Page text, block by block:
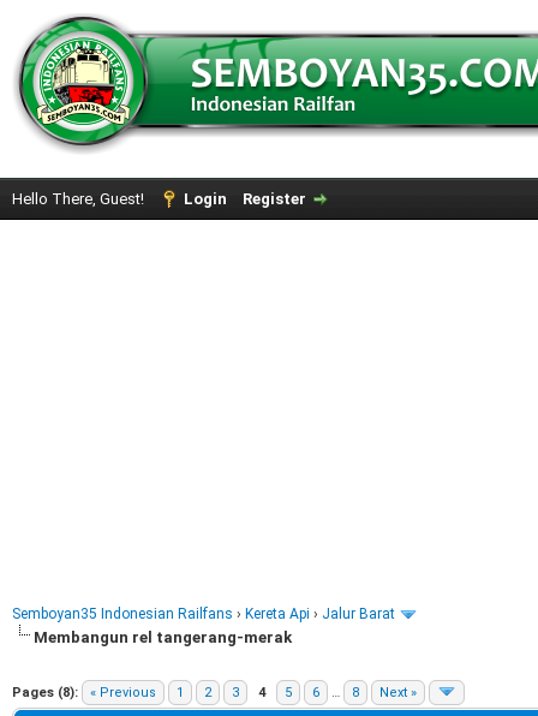
Hello There, Guest! Login Register
Semboyan35 Indonesian Railfans › Kereta Api › Jalur Barat
Membangun rel tangerang-merak
Pages (8): « Previous 1 2 3 4 5 6 … 8 Next »